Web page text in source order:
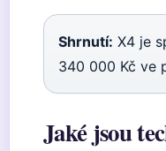
Shrnutí: X4 je
340 000 Kč ve
Jaké jsou